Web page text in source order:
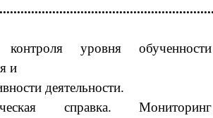
уровня обученности
и
деятельности.
справка. Мониторинг